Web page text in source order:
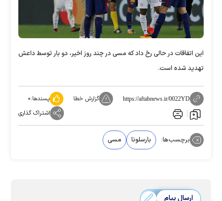
این اتفاقات در حالی رخ داد که مسی در چند روز اخیر، دو بار توسط داعش
تهدید شده است.
https://aftabnews.ir/0022YD گزارش خطا پسندها:۰
اشتراک گذاری
برچسب‌ها: بارسلونا مسی
ارسال پیام